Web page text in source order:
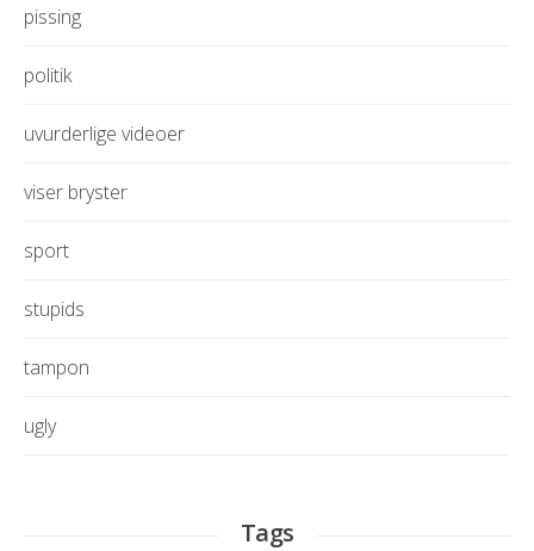
pissing
politik
uvurderlige videoer
viser bryster
sport
stupids
tampon
ugly
Tags